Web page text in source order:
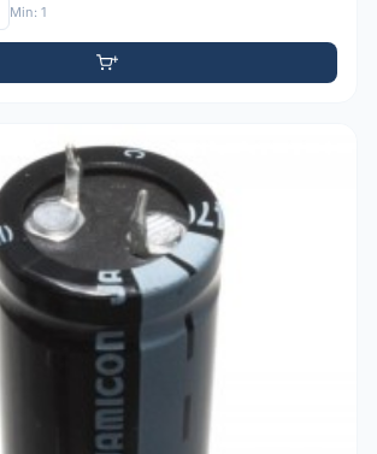
Min: 1